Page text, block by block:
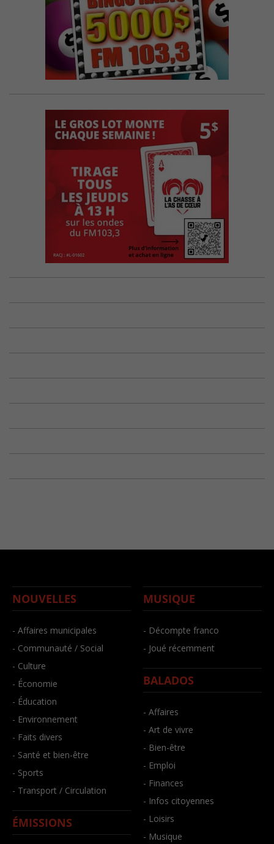
NOUVELLES
- Affaires municipales
- Communauté / Social
- Culture
- Économie
- Éducation
- Environnement
- Faits divers
- Santé et bien-être
- Sports
- Transport / Circulation
ÉMISSIONS
MUSIQUE
- Décompte franco
- Joué récemment
BALADOS
- Affaires
- Art de vivre
- Bien-être
- Emploi
- Finances
- Infos citoyennes
- Loisirs
- Musique